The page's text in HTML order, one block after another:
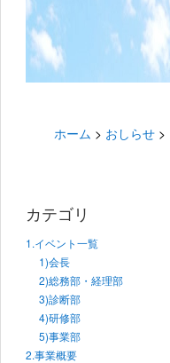
ホーム > おしらせ >
カテゴリ
1.イベント一覧
1)会長
2)総務部・経理部
3)診断部
4)研修部
5)事業部
2.事業概要